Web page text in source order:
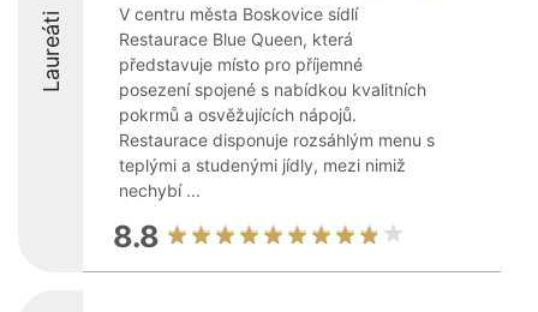
Laureáti
V centru města Boskovice sídlí
Restaurace Blue Queen, která
představuje místo pro příjemné
posezení spojené s nabídkou kvalitních
pokrmů a osvěžujících nápojů.
Restaurace disponuje rozsáhlým menu s
teplými a studenými jídly, mezi nimiž
nechybí ...
8.8